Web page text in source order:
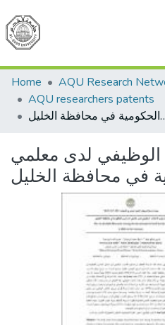
Communities
All of
Home
AQU researchers patents
الحكومية في محافظة الخليل
الوظيفي لدى معلمي
في محافظة الخليل